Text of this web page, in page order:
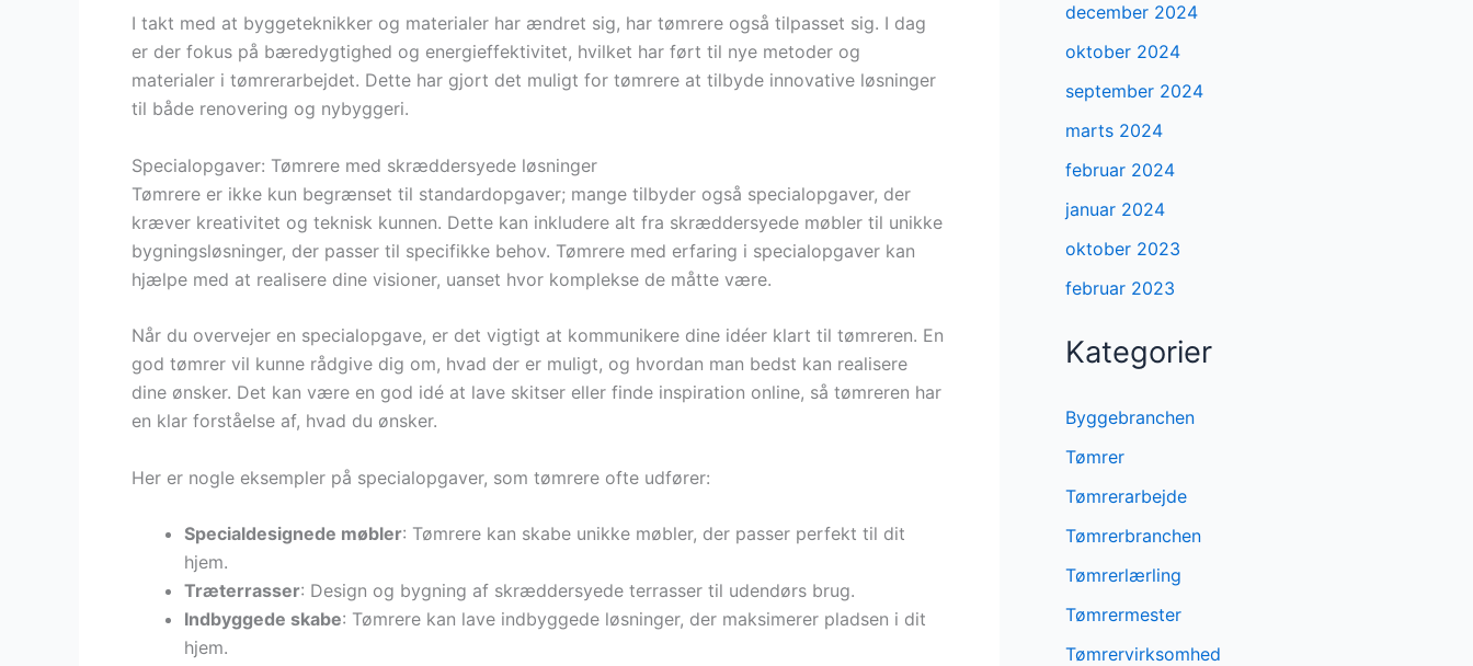
I takt med at byggeteknikker og materialer har ændret sig, har tømrere også tilpasset sig. I dag
er der fokus på bæredygtighed og energieffektivitet, hvilket har ført til nye metoder og
materialer i tømrerarbejdet. Dette har gjort det muligt for tømrere at tilbyde innovative løsninger
til både renovering og nybyggeri.
Specialopgaver: Tømrere med skræddersyede løsninger
Tømrere er ikke kun begrænset til standardopgaver; mange tilbyder også specialopgaver, der
kræver kreativitet og teknisk kunnen. Dette kan inkludere alt fra skræddersyede møbler til unikke
bygningsløsninger, der passer til specifikke behov. Tømrere med erfaring i specialopgaver kan
hjælpe med at realisere dine visioner, uanset hvor komplekse de måtte være.
Når du overvejer en specialopgave, er det vigtigt at kommunikere dine idéer klart til tømreren. En
god tømrer vil kunne rådgive dig om, hvad der er muligt, og hvordan man bedst kan realisere
dine ønsker. Det kan være en god idé at lave skitser eller finde inspiration online, så tømreren har
en klar forståelse af, hvad du ønsker.
Her er nogle eksempler på specialopgaver, som tømrere ofte udfører:
Specialdesignede møbler: Tømrere kan skabe unikke møbler, der passer perfekt til dit
hjem.
Træterrasser: Design og bygning af skræddersyede terrasser til udendørs brug.
Indbyggede skabe: Tømrere kan lave indbyggede løsninger, der maksimerer pladsen i dit
hjem.
december 2024
oktober 2024
september 2024
marts 2024
februar 2024
januar 2024
oktober 2023
februar 2023
Kategorier
Byggebranchen
Tømrer
Tømrerarbejde
Tømrerbranchen
Tømrerlærling
Tømrermester
Tømrervirksomhed